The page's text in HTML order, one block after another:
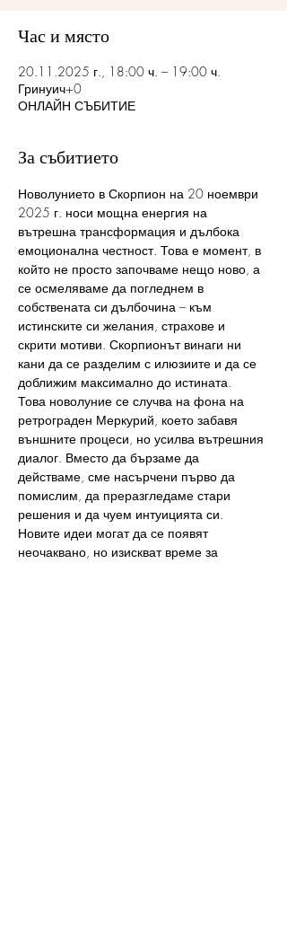
Час и място
20.11.2025 г., 18:00 ч. – 19:00 ч.
Гринуич+0
ОНЛАЙН СЪБИТИЕ
За събитието
Новолунието в Скорпион на 20 ноември
2025 г. носи мощна енергия на
вътрешна трансформация и дълбока
емоционална честност. Това е момент, в
който не просто започваме нещо ново, а
се осмеляваме да погледнем в
собствената си дълбочина – към
истинските си желания, страхове и
скрити мотиви. Скорпионът винаги ни
кани да се разделим с илюзиите и да се
доближим максимално до истината.
Това новолуние се случва на фона на
ретрограден Меркурий, което забавя
външните процеси, но усилва вътрешния
диалог. Вместо да бързаме да
действаме, сме насърчени първо да
помислим, да преразгледаме стари
решения и да чуем интуицията си.
Новите идеи могат да се появят
неочаквано, но изискват време за